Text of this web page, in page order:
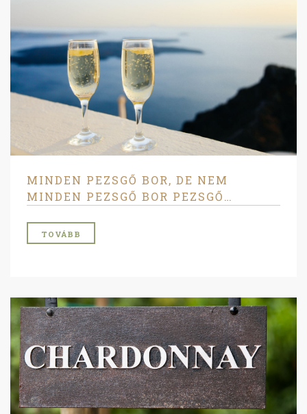
MINDEN PEZSGŐ BOR, DE NEM
MINDEN PEZSGŐ BOR PEZSGŐ…
TOVÁBB